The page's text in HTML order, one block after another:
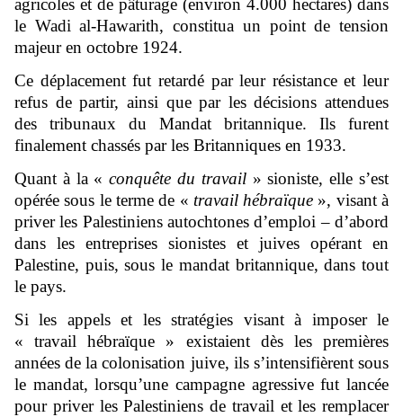
agricoles et de pâturage (environ 4.000 hectares) dans
le Wadi al-Hawarith, constitua un point de tension
majeur en octobre 1924.
Ce déplacement fut retardé par leur résistance et leur
refus de partir, ainsi que par les décisions attendues
des tribunaux du Mandat britannique. Ils furent
finalement chassés par les Britanniques en 1933.
Quant à la «conquête du travail » sioniste, elle s’est
opérée sous le terme de « travail hébraïque », visant à
priver les Palestiniens autochtones d’emploi – d’abord
dans les entreprises sionistes et juives opérant en
Palestine, puis, sous le mandat britannique, dans tout
le pays.
Si les appels et les stratégies visant à imposer le
« travail hébraïque » existaient dès les premières
années de la colonisation juive, ils s’intensifièrent sous
le mandat, lorsqu’une campagne agressive fut lancée
pour priver les Palestiniens de travail et les remplacer